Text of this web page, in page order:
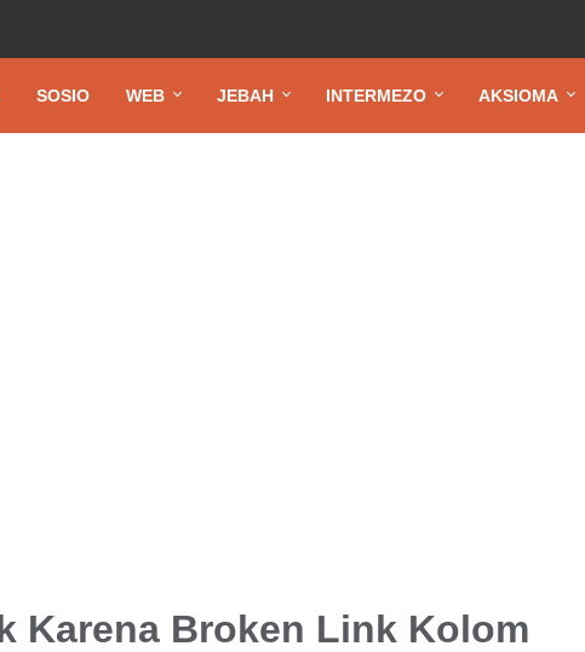
SOSIO WEB JEBAH INTERMEZO AKSIOMA
Karena Broken Link Kolom